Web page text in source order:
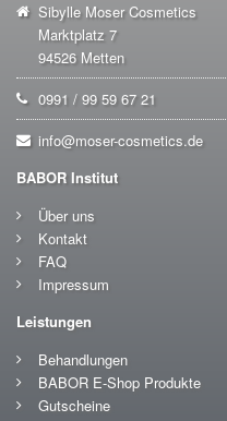
Sibylle Moser Cosmetics
Marktplatz 7
94526 Metten
0991 / 99 59 67 21
info@moser-cosmetics.de
BABOR Institut
Über uns
Kontakt
FAQ
Impressum
Leistungen
Behandlungen
BABOR E-Shop Produkte
Gutscheine